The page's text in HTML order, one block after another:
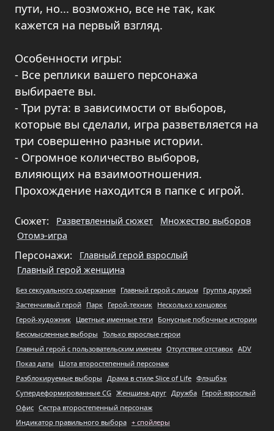
пути, но... возможно, все не так, как
кажется на первый взгляд.
Особенности игры:
- Все реплики вашего персонажа
выбираете вы.
- Три рута: в зависимости от выборов,
которые вы сделали, игра разветвляется на
три совершенно разные истории.
- Огромное количество выборов,
влияющих на взаимоотношения.
Прохождение находится в папке с игрой.
Сюжет: Разветвленный сюжет
Множество выборов
Отомэ-игра
Персонажи:
Главный герой взрослый
Главный герой женщина
Без сексуального содержания Главный герой с лицом Группа друзей
Застенчивый герой Парк Герой-техник Несколько концовок
Герой-художник Цветные именные теги Бонусные побочные истории
Бессмысленные выборы Только взрослые герои
Главный герой с пользовательским именем Отсутствие отставок ADV
Показ даты
Шота второстепенный персонаж
Разблокируемые выборы Драма в стиле Slice of Life Флэшбэк
Супердеформированные CG Женщина-друг Дружба Герой-взрослый
Офис Сестра второстепенный персонаж
Индикатор правильного выбора + спойлеры